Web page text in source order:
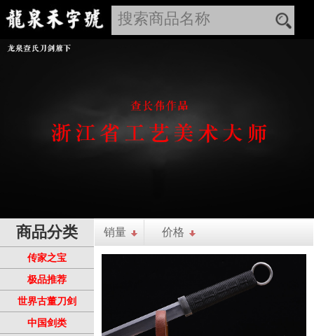
商品分类
传家之宝
极品推荐
世界古董刀剑
中国剑类
销量 价格